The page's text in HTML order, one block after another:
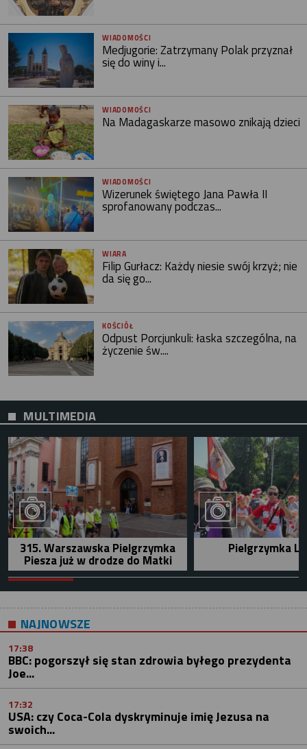
WIADOMOŚCI
Medjugorie: Zatrzymany Polak przyznał
się do winy i...
WIADOMOŚCI
Na Madagaskarze masowo znikają dzieci
WIADOMOŚCI
Wizerunek świętego Jana Pawła II
sprofanowany podczas...
WIARA
Filip Gurłacz: Każdy niesie swój krzyż; nie
da się go...
KOŚCIÓŁ
Odpust Porcjunkuli: łaska szczególna, na
życzenie św....
MULTIMEDIA
315. Warszawska Pielgrzymka
Piesza już w drodze do Matki
Pielgrzymka
NAJNOWSZE
17:38
BBC: pogorszył się stan zdrowia byłego prezydenta
Joe...
17:32
USA: czy Coca-Cola dyskryminuje imię Jezusa na
swoich...